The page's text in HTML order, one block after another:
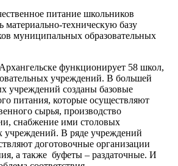
питание школьников
материально-техническую базу
муниципальных образовательных
функционирует 58 школ,
учреждений. В большей
учреждений созданы базовые
питания, которые осуществляют
сырья, производство
снабжение ими столовых
учреждений. В ряде учреждений
доготовочные организации
а также буфеты – раздаточные. И